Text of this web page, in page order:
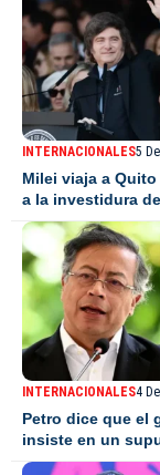
INTERNACIONALES5
Milei viaja a
a la investidura
INTERNACIONALES4
Petro dice que el
insiste en un